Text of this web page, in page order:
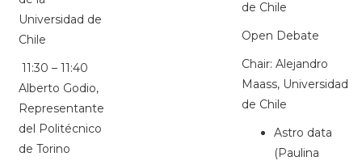
Universidad de
Chile
11:30 – 11:40
Alberto Godio,
Representante
del Politécnico
de Torino
de Chile
Open Debate
Chair: Alejandro
Maass, Universidad
de Chile
Astro data
(Paulina